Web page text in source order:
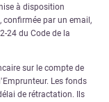
à disposition
confirmée par un email,
24 du Code de la
sur le compte de
Les fonds
de rétractation. Ils